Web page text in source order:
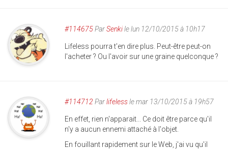
#114675ParSenkile lun 12/10/2015 à 10h17
Lifeless pourra t'en dire plus. Peut-être peut-on
l'acheter ? Ou l'avoir sur une graine quelconque ?
#114712 Parlifelessle mar 13/10/2015 à 19h57
En effet, rien n'apparait... Ce doit être parce qu'il
n'y a aucun ennemi attaché à l'objet.
En fouillant rapidement sur le Web, j'ai vu qu'il